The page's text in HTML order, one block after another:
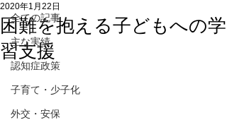
全ての記事
主な実績
認知症政策
子育て・少子化
外交・安保
困難を抱える子どもへの学
習支援
2020年1月22日